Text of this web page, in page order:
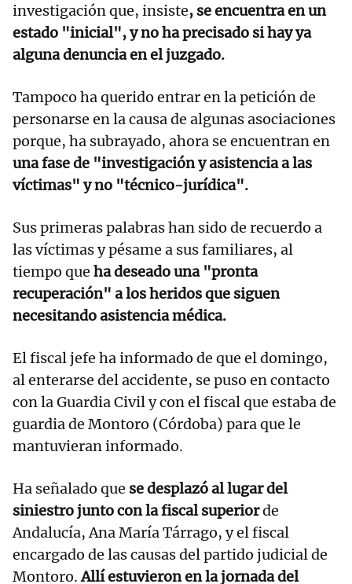
investigación que, insiste, se encuentra en un
estado "inicial", y no ha precisado si hay ya
alguna denuncia en el juzgado.
Tampoco ha querido entrar en la petición de
personarse en la causa de algunas asociaciones
porque, ha subrayado, ahora se encuentran en
una fase de "investigación y asistencia a las
víctimas" y no "técnico-jurídica".
Sus primeras palabras han sido de recuerdo a
las víctimas y pésame a sus familiares, al
tiempo que ha deseado una "pronta
recuperación" a los heridos que siguen
necesitando asistencia médica.
El fiscal jefe ha informado de que el domingo,
al enterarse del accidente, se puso en contacto
con la Guardia Civil y con el fiscal que estaba de
guardia de Montoro (Córdoba) para que le
mantuvieran informado.
Ha señalado que se desplazó al lugar del
siniestro junto con la fiscal superiorde
Andalucía, Ana María Tárrago, y el fiscal
encargado de las causas del partido judicial de
Montoro.Allí estuvieron en la jornada del